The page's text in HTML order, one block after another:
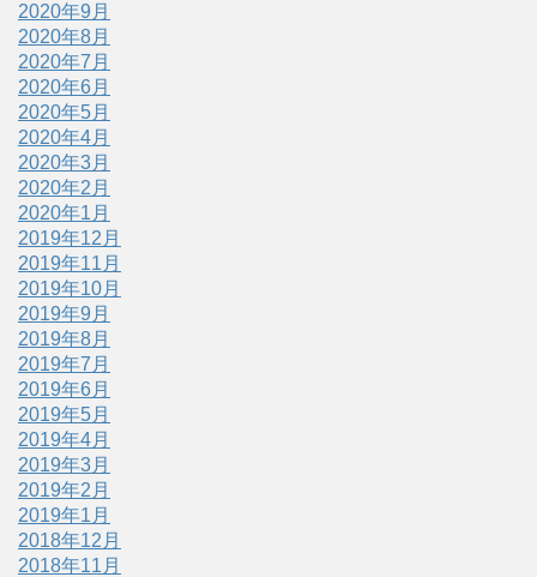
2020年9月
2020年8月
2020年7月
2020年6月
2020年5月
2020年4月
2020年3月
2020年2月
2020年1月
2019年12月
2019年11月
2019年10月
2019年9月
2019年8月
2019年7月
2019年6月
2019年5月
2019年4月
2019年3月
2019年2月
2019年1月
2018年12月
2018年11月